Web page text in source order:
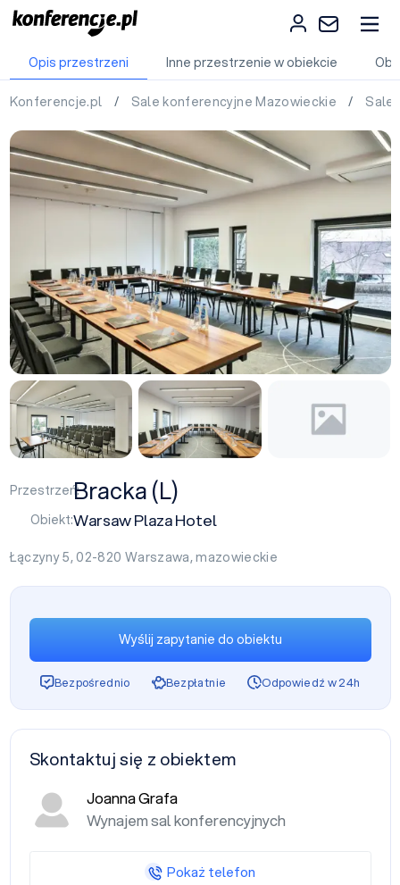
Opis przestrzeni Inne przestrzenie w obiekcie
Konferencje.pl / Sale konferencyjne Mazowieckie / Sale
Przestrzeń:Bracka (L)
Obiekt:Warsaw Plaza Hotel
Łączyny 5, 02-820 Warszawa,mazowieckie
Wyślij zapytanie do obiektu
Bezpośrednio Bezpłatnie Odpowiedź w 24h
Skontaktuj się z obiektem
Joanna Grafa
Wynajem sal konferencyjnych
Pokaż telefon